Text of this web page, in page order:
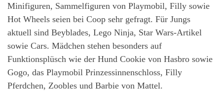
Minifiguren, Sammelfiguren von Playmobil, Filly sowie
Hot Wheels seien bei Coop sehr gefragt. Für Jungs
aktuell sind Beyblades, Lego Ninja, Star Wars-Artikel
sowie Cars. Mädchen stehen besonders auf
Funktionsplüsch wie der Hund Cookie von Hasbro sowie
Gogo, das Playmobil Prinzessinnenschloss, Filly
Pferdchen, Zoobles und Barbie von Mattel.